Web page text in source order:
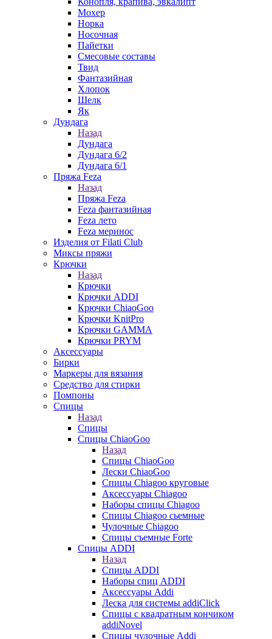
Мохер
Норка
Носочная
Пайетки
Смесовые составы
Твид
Фантазийная
Хлопок
Шелк
Як
Дундага
Назад
Дундага
Дундага 6/2
Дундага 6/1
Пряжа Feza
Назад
Пряжа Feza
Feza фантазийная
Feza лето
Feza меринос
Изделия от Filati Club
Миксы пряжи
Крючки
Назад
Крючки
Крючки ADDI
Крючки ChiaoGoo
Крючки KnitPro
Крючки GAMMA
Крючки PRYM
Аксессуары
Бирки
Маркеры для вязания
Средство для стирки
Помпоны
Спицы
Назад
Спицы
Спицы ChiaoGoo
Назад
Спицы ChiaoGoo
Лески ChiaoGoo
Cпицы Сhiagoo круговые
Аксессуары Chiagoo
Наборы спицы Chiagoo
Спицы Chiagoo сьемные
Чулочные Chiagoo
Спицы съемные Forte
Спицы ADDI
Назад
Спицы ADDI
Наборы спиц ADDI
Аксессуары Addi
Леска для системы addiClick
Спицы с квадратным кончиком
addiNovel
Спицы чулочные Addi